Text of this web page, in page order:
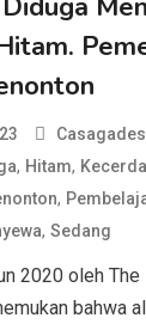
Casagades
, Hitam,
,
,Sedang
2020 oleh The
bahwa